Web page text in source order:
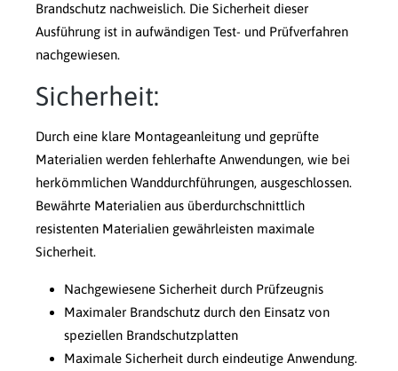
Brandschutz nachweislich. Die Sicherheit dieser
Ausführung ist in aufwändigen Test- und Prüfverfahren
nachgewiesen.
Sicherheit:
Durch eine klare Montageanleitung und geprüfte
Materialien werden fehlerhafte Anwendungen, wie bei
herkömmlichen Wanddurchführungen, ausgeschlossen.
Bewährte Materialien aus überdurchschnittlich
resistenten Materialien gewährleisten maximale
Sicherheit.
Nachgewiesene Sicherheit durch Prüfzeugnis
Maximaler Brandschutz durch den Einsatz von
speziellen Brandschutzplatten
Maximale Sicherheit durch eindeutige Anwendung.